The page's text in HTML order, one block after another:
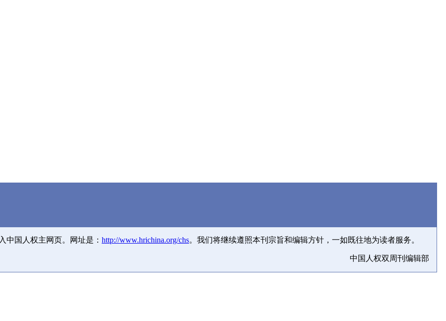
中国人权主网页。网址是： http://www.hrichina.org/chs。我们将继续遵照本刊宗旨和编辑方针，一如既往地为读者服务。
中国人权双周刊编辑部